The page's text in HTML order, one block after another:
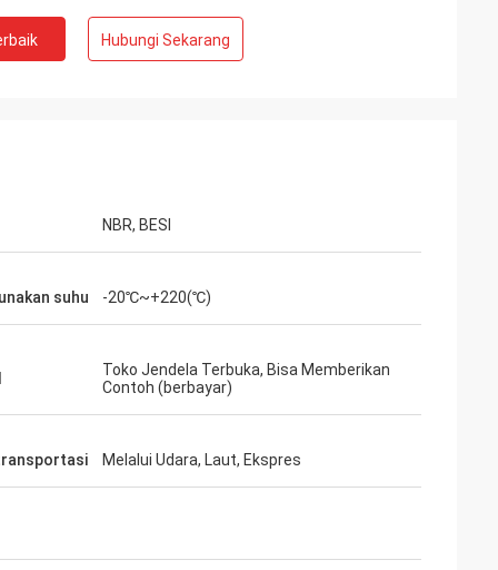
Hubungi Sekarang
NBR, BESI
suhu -20℃~+220(℃)
Toko Jendela Terbuka, Bisa Memberikan
Contoh (berbayar)
Melalui Udara, Laut, Ekspres